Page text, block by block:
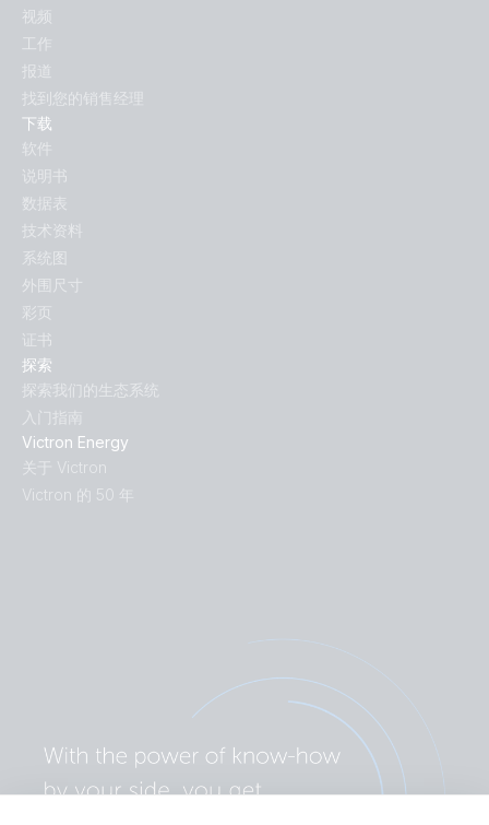
探索
探索我们的生态系统
入门指南
Victron Energy
关于 Victron
Victron 的 50 年
下载
软件
说明书
数据表
技术资料
系统图
外围尺寸
彩页
证书
视频
工作
报道
找到您的销售经理